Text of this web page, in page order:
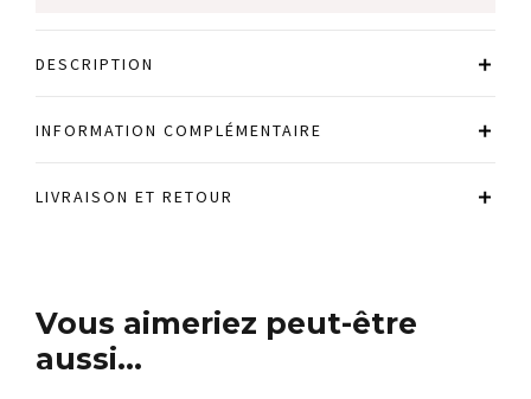
DESCRIPTION
INFORMATION COMPLÉMENTAIRE
LIVRAISON ET RETOUR
Vous aimeriez peut-être
aussi…